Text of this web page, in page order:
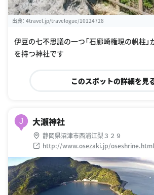
出典： 4travel.jp/travelogue/10124728
伊豆の七不思議の一つ「石廊崎権現の帆柱
を持つ神社です
このスポットの詳細を見
J 大瀬神社
静岡県沼津市西浦江梨３２９
http://www.osezaki.jp/oseshrine.html